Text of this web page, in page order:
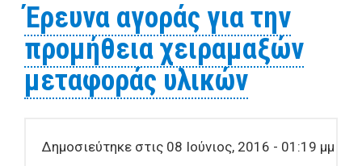
διαφόρων άλλων ειδών
Έρευνα αγοράς για την
προμήθεια χειραμαξών
μεταφοράς υλικών
Δημοσιεύτηκε στις 08 Ιούνιος, 2016 - 01:19 μμ